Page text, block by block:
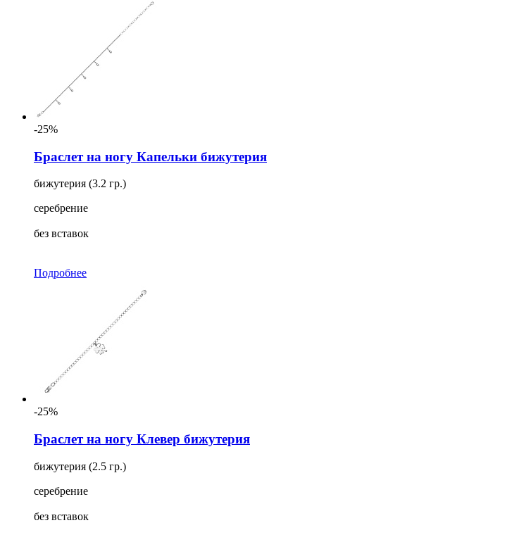
-25%
Браслет на ногу Капельки бижутерия
бижутерия (3.2 гр.)
серебрение
без вставок
Подробнее
-25%
Браслет на ногу Клевер бижутерия
бижутерия (2.5 гр.)
серебрение
без вставок